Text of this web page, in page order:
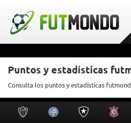
Puntos y estadísticas
Consulta los puntos y estadísticas